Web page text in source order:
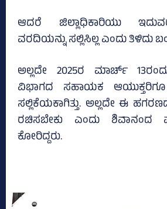
ಆದರೆ ಜಿಲ್ಲಾಧಿಕಾರಿಯು
ವರದಿಯನ್ನು ಸಲ್ಲಿಸಿಲ್ಲ ಎಂದು ತಿಳಿದು
ಅಲ್ಲದೇ 2025ರ ಮಾರ್ಚ್‌
ವಿಭಾಗದ ಸಹಾಯಕ
ಸಲ್ಲಿಕೆಯಕಾಗಿತ್ತು. ಅಲ್ಲದೇ ಈ
ರಚಿಸಬೇಕು ಎಂದು ಶಿವಾನಂದ
ಕೋರಿದ್ದರು.